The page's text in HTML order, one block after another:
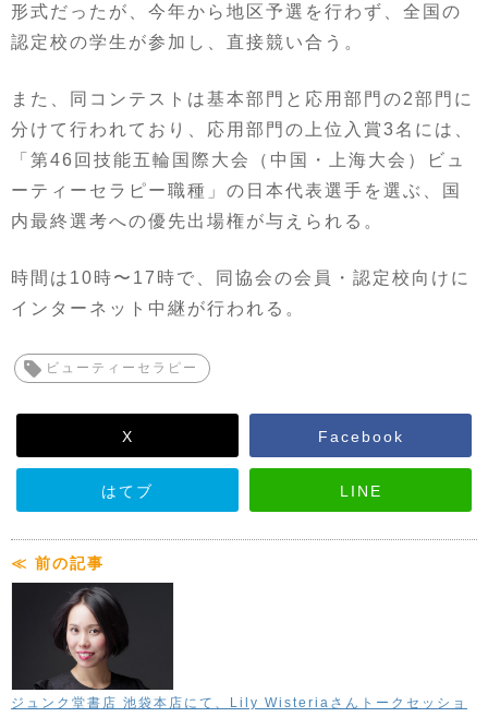
形式だったが、今年から地区予選を行わず、全国の
認定校の学生が参加し、直接競い合う。
また、同コンテストは基本部門と応用部門の2部門に
分けて行われており、応用部門の上位入賞3名には、
「第46回技能五輪国際大会（中国・上海大会）ビュ
ーティーセラピー職種」の日本代表選手を選ぶ、国
内最終選考への優先出場権が与えられる。
時間は10時〜17時で、同協会の会員・認定校向けに
インターネット中継が行われる。
ビューティーセラピー
X Facebook
はてブ LINE
≪ 前の記事
ジュンク堂書店 池袋本店にて、Lily Wisteriaさんトークセッショ